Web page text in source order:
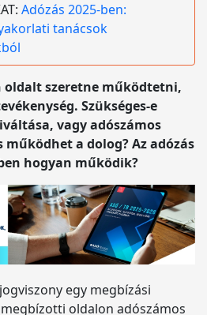
Adózás 2025-ben:
tanácsok
oldalt szeretne működtetni,
Szükséges-e
vagy adószámos
a dolog? Az adózás
hogyan működik?
egy megbízási
oldalon adószámos